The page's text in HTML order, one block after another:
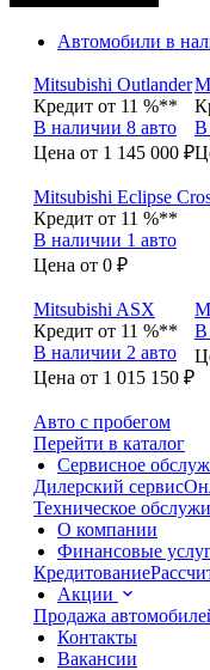
Автомобили в
Mitsubishi Outlander
Кредит от 11 %**
В наличии 8 авто
Цена от 1 145 000 ₽
В
Mitsubishi Eclipse
Кредит от 11 %**
В наличии 1 авто
Цена от 0 ₽
Mitsubishi ASX
Кредит от 11 %**
В наличии 2 авто
Цена от 1 015 150 ₽
В
Авто с пробегом
Перейти в каталог
Сервисное
Дилерский сервис
Техническое
О компании
Финансовые
Кредитование
Акции
Продажа
Контакты
Вакансии